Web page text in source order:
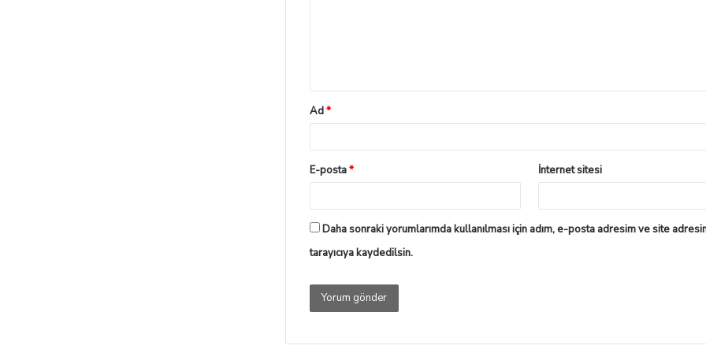
Ad*
E-posta* İnternet sitesi
Daha sonraki yorumlarımda kullanılması için adım, e-posta adresim ve site
tarayıcıya kaydedilsin.